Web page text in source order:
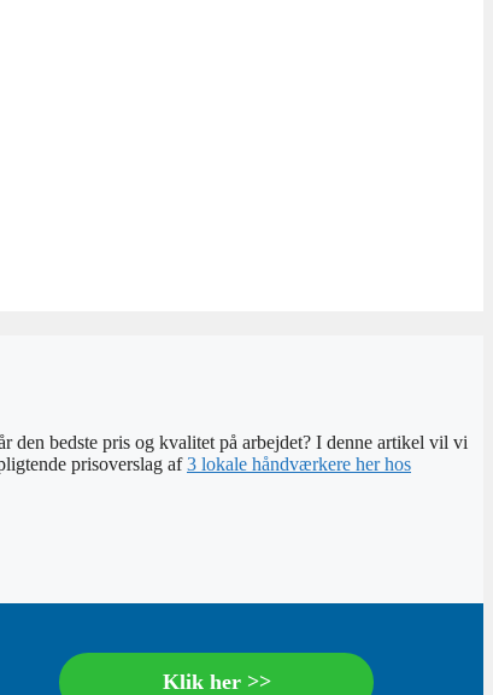
bedste pris og kvalitet på arbejdet? I denne artikel vil vi
prisoverslag af3 lokale håndværkere her hos
Klik her >>